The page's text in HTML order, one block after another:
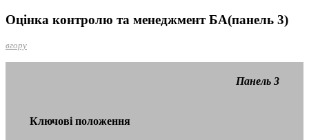
Оцінка контролю та менеджмент БА(панель 3)
вгору
Панель 3
Ключові положення